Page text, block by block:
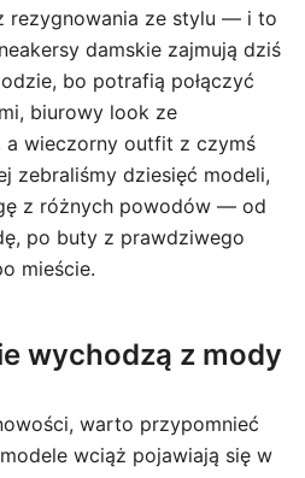
rezygnowania ze stylu — i to
damskie zajmują dziś
bo potrafią połączyć
biurowy look ze
a wieczorny outfit z czymś
zebraliśmy dziesięć modeli,
z różnych powodów — od
po buty z prawdziwego
mieście.
wychodzą z mody
warto przypomnieć
wciąż pojawiają się w